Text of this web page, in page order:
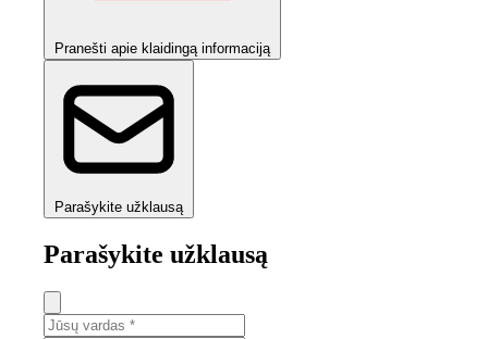
Pranešti apie klaidingą informaciją
Parašykite užklausą
Parašykite užklausą